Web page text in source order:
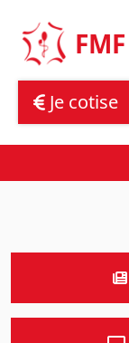
content
FMF
Je cotise